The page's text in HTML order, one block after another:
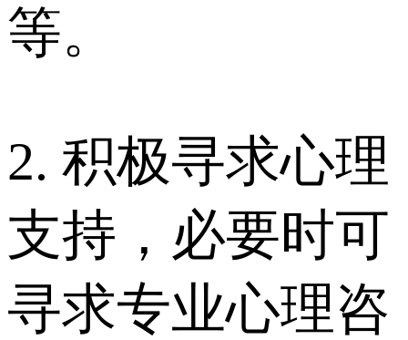
等。
2. 积极寻求心理
支持，必要时可
寻求专业心理咨